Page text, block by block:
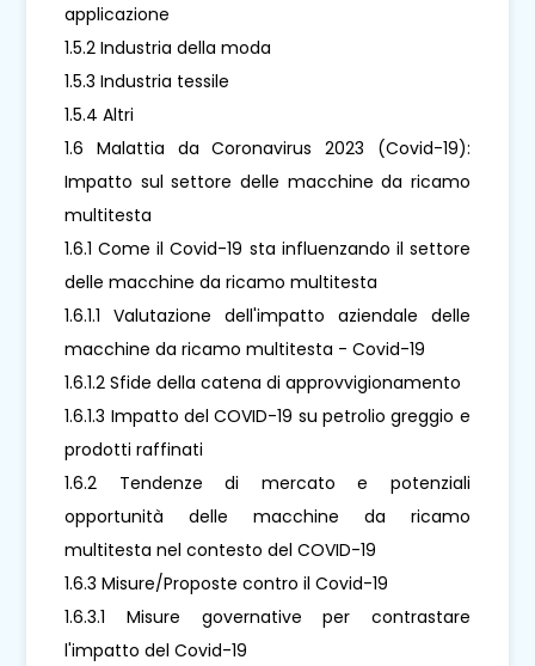
applicazione
1.5.2 Industria della moda
1.5.3 Industria tessile
1.5.4 Altri
1.6 Malattia da Coronavirus 2023 (Covid-19):
Impatto sul settore delle macchine da ricamo
multitesta
1.6.1 Come il Covid-19 sta influenzando il settore
delle macchine da ricamo multitesta
1.6.1.1 Valutazione dell'impatto aziendale delle
macchine da ricamo multitesta - Covid-19
1.6.1.2 Sfide della catena di approvvigionamento
1.6.1.3 Impatto del COVID-19 su petrolio greggio e
prodotti raffinati
1.6.2 Tendenze di mercato e potenziali
opportunità delle macchine da ricamo
multitesta nel contesto del COVID-19
1.6.3 Misure/Proposte contro il Covid-19
1.6.3.1 Misure governative per contrastare
l'impatto del Covid-19